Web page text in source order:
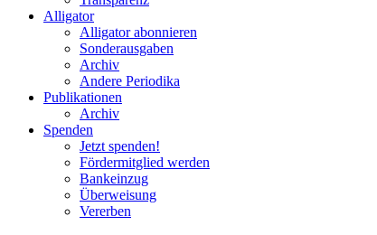
Alligator
Alligator abonnieren
Sonderausgaben
Archiv
Andere Periodika
Publikationen
Archiv
Spenden
Jetzt spenden!
Fördermitglied werden
Bankeinzug
Überweisung
Vererben